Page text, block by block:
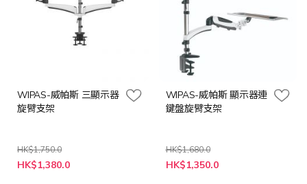
WIPAS-威帕斯 三顯示器
旋臂支架
HK$1,750.0
特
殊
HK$1,380.0
WIPAS-威帕斯 顯示器連
鍵盤旋臂支架
HK$1,680.0
特
殊
HK$1,350.0